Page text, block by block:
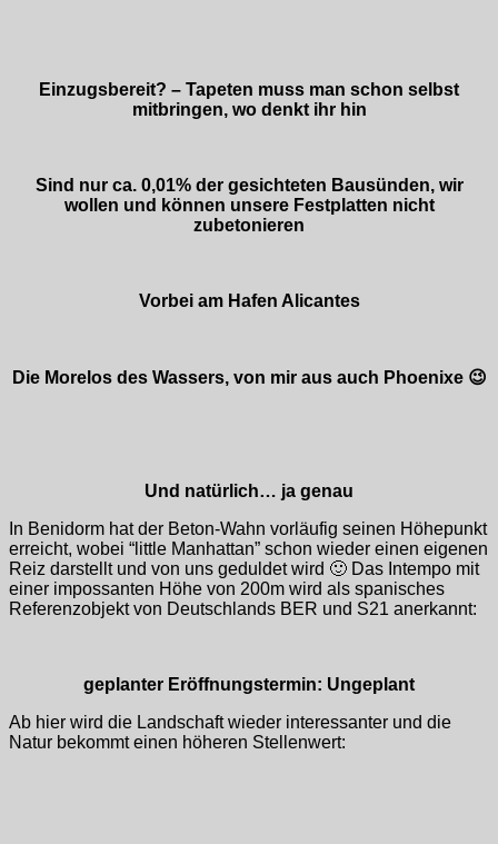
Einzugsbereit? – Tapeten muss man schon selbst
mitbringen, wo denkt ihr hin
Sind nur ca. 0,01% der gesichteten Bausünden, wir
wollen und können unsere Festplatten nicht
zubetonieren
Vorbei am Hafen Alicantes
Die Morelos des Wassers, von mir aus auch Phoenixe 😉
Und natürlich… ja genau
In Benidorm hat der Beton-Wahn vorläufig seinen Höhepunkt
erreicht, wobei “little Manhattan” schon wieder einen eigenen
Reiz darstellt und von uns geduldet wird 🙂 Das Intempo mit
einer impossanten Höhe von 200m wird als spanisches
Referenzobjekt von Deutschlands BER und S21 anerkannt:
geplanter Eröffnungstermin: Ungeplant
Ab hier wird die Landschaft wieder interessanter und die
Natur bekommt einen höheren Stellenwert: